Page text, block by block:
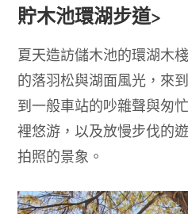
貯木池環湖步道>
夏天造訪儲木池的環湖木
的落羽松與湖面風光，來
到一般車站的吵雜聲與匆
裡悠游 ，以及放慢步伐的
拍照的景象 。